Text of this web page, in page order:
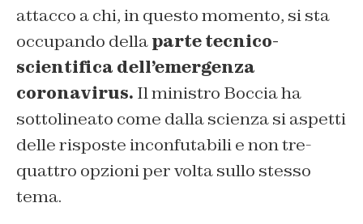
attacco a chi, in questo momento, si sta
occupando dellaparte tecnico-
scientifica dell’emergenza
coronavirus. Il ministro Boccia ha
sottolineato come dalla scienza si aspetti
delle risposte inconfutabili e non tre-
quattro opzioni per volta sullo stesso
tema.